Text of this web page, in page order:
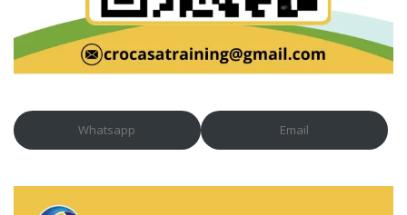
Whatsapp Email